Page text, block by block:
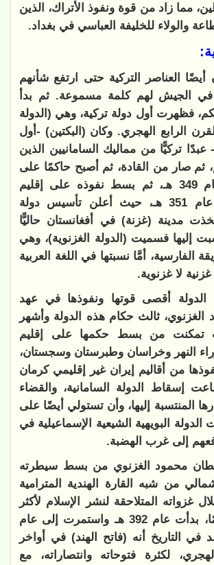
مما زاد من قوة ونفوذ الأتراك، الذين
والولاء للخليفة العباسي في بغداد.
أيضًا العناصر التركية حتى ارتفع شأنهم
في الجيش لهم كلمة مسموعة. ثم بدأ
فظهرت أول دولة تركية، وهي (الدولة
الرابع الهجري. وكان (البكتين) -أول
عبدًا تركيًّا من مماليك السامانيين الذين
ثم صار من القادة، ثم أصبح حاكمًا على
خراسان في عام 349 هـ، ثم بسط نفوذه على إقليم
أفغانستان في عام 351 هـ، حيث أعلن تأسيس دولة
مدينة (غزنة) في أفغانستان حاليًّا
إليها فسميت (الدولة الغزنوية)، وهي
الفارسية، أمَّا نسبتها في اللغة العربية
لا غزنوية.
أقصى قوتها ونفوذها في عهد
الغزنوي، ثالث حكام هذه الدولة وأشهر
تمكنت من بسط حكمها على إقليم
النهر وخراسان وطبرستان وسجستان،
من أقاليم إيران غير إقليمي كرمان
إسقاط الدولة السامانية، والقضاء
المنتسبة إليها، وأن تستولي أيضًا على
البويهية الشيعية الإسماعيلية في
إلى غرب الهضبة.
محمود الغزنوي من بسط سيطرته
من شبه القارة الهندية المترامية
غزواته المتلاحقة لنشر الإسلام لأكثر
من عشرين عامًا، بدأت عام 392 هـ واستمرت إلى عام
عد في التاريخ أنه (فاتح الهند) في أواخر
لكثرة فتوحاته وانتصاراته، مع